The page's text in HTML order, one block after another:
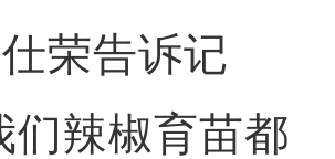
告诉记
们辣椒育苗都